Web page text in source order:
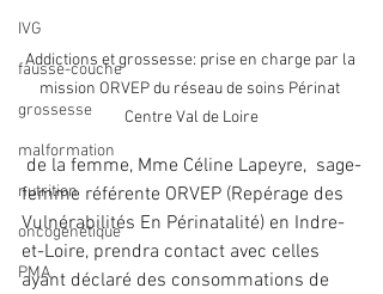
IVG
fausse-couche
grossesse
malformation
nutrition
oncogénétique
PMA
Addictions et grossesse: prise en charge par la
mission ORVEP du réseau de soins Périnat
Centre Val de Loire
femme référente ORVEP (Repérage des
Vulnérabilités En Périnatalité) en Indre-
et-Loire, prendra contact avec celles
ayant déclaré des consommations de